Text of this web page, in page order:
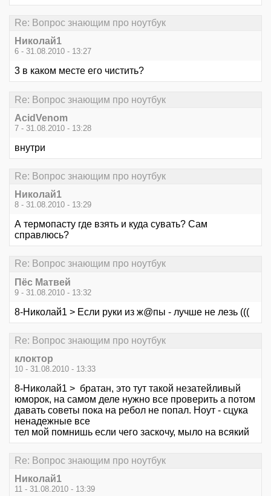
Re: Вопрос знающим про ноутбук
Hиколай1
6 - 31.08.2010 - 13:27
3 в каком месте его чистить?
Re: Вопрос знающим про ноутбук
AcidVenom
7 - 31.08.2010 - 13:28
внутри
Re: Вопрос знающим про ноутбук
Hиколай1
8 - 31.08.2010 - 13:29
А термопасту где взять и куда сувать? Сам
справлюсь?
Re: Вопрос знающим про ноутбук
Пёс Матвей
9 - 31.08.2010 - 13:32
8-Hиколай1 > Если руки из ж@пы - лучше не лезь (((
Re: Вопрос знающим про ноутбук
клоктор
10 - 31.08.2010 - 13:33
8-Hиколай1 > братан, это тут такой незатейливый
юморок, на самом деле нужно все проверить а потом
давать советы пока на ребол не попал. Ноут - сцука
ненадежные все
тел мой помнишь если чего заскочу, мыло на всякий
Re: Вопрос знающим про ноутбук
Hиколай1
11 - 31.08.2010 - 13:39